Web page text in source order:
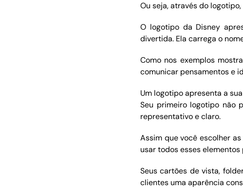
Ou seja, através do
O logotipo da Disney
divertida. Ela carrega o
Como nos exemplos
comunicar pensamentos e
Um logotipo apresenta a
Seu primeiro logotipo não
representativo e claro.
Assim que você escolher
usar todos esses
Seus cartões de vista,
clientes uma aparência